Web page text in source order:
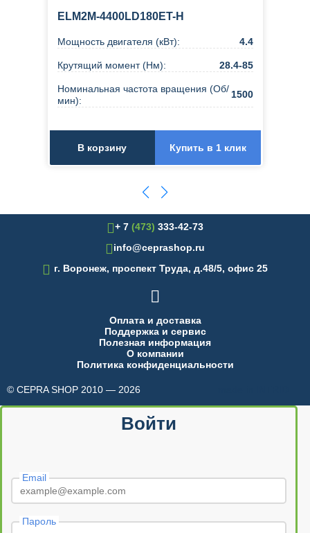
ELM2M-4400LD180ET-H
Мощность двигателя (кВт): 4.4
Крутящий момент (Нм): 28.4-85
Номинальная частота вращения (Об/
мин):
1500
В корзину Купить в 1 клик
+ 7 (473) 333-42-73
info@ceprashop.ru
 г. Воронеж, проспект Труда, д.48/5, офис 25

Оплата и доставка
Поддержка и сервис
Полезная информация
О компании
Политика конфиденциальности
© CEPRA SHOP 2010 — 2026
Войти
Email
Пароль